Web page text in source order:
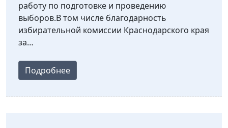
работу по подготовке и проведению
выборов.В том числе благодарность
избирательной комиссии Краснодарского края
за…
Подробнее